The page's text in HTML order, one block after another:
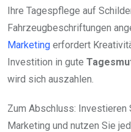
Ihre Tagespflege auf
Fahrzeugbeschriftungen
Marketing erfordert
Investition in gute
wird sich auszahlen.
Zum Abschluss: Investieren
Marketing und nutzen Sie